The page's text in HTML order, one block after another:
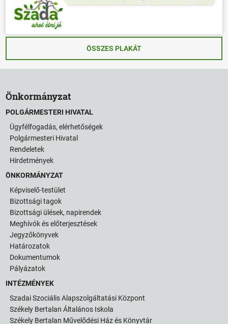
ÖSSZES PLAKÁT
Önkormányzat
POLGÁRMESTERI HIVATAL
Ügyfélfogadás, elérhetőségek
Polgármesteri Hivatal
Rendeletek
Hirdetmények
ÖNKORMÁNYZAT
Képviselő-testület
Bizottsági tagok
Bizottsági ülések, napirendek
Meghívók és előterjesztések
Jegyzőkönyvek
Határozatok
Dokumentumok
Pályázatok
INTÉZMÉNYEK
Szadai Szociális Alapszolgáltatási Központ
Székely Bertalan Általános Iskola
Székely Bertalan Művelődési Ház és Könyvtár